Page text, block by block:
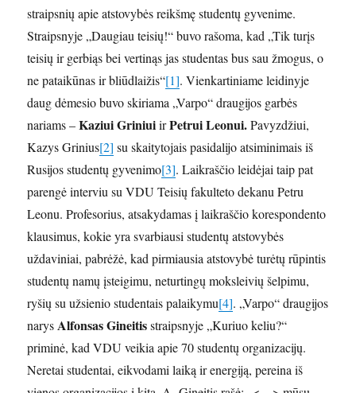
straipsnių apie atstovybės reikšmę studentų gyvenime.
Straipsnyje „Daugiau teisių!“ buvo rašoma, kad „Tik turįs
teisių ir gerbiąs bei vertinąs jas studentas bus sau žmogus, o
ne pataikūnas ir bliūdlaižis“[1]. Vienkartiniame leidinyje
daug dėmesio buvo skiriama „Varpo“ draugijos garbės
nariams –Kaziui GriniuiirPetrui Leonui.Pavyzdžiui,
Kazys Grinius[2] su skaitytojais pasidalijo atsiminimais iš
Rusijos studentų gyvenimo[3]. Laikraščio leidėjai taip pat
parengė interviu su VDU Teisių fakulteto dekanu Petru
Leonu. Profesorius, atsakydamas į laikraščio korespondento
klausimus, kokie yra svarbiausi studentų atstovybės
uždaviniai, pabrėžė, kad pirmiausia atstovybė turėtų rūpintis
studentų namų įsteigimu, neturtingų moksleivių šelpimu,
ryšių su užsienio studentais palaikymu[4]. „Varpo“ draugijos
narys Alfonsas Gineitisstraipsnyje „Kuriuo keliu?“
priminė, kad VDU veikia apie 70 studentų organizacijų.
Neretai studentai, eikvodami laiką ir energiją, pereina iš